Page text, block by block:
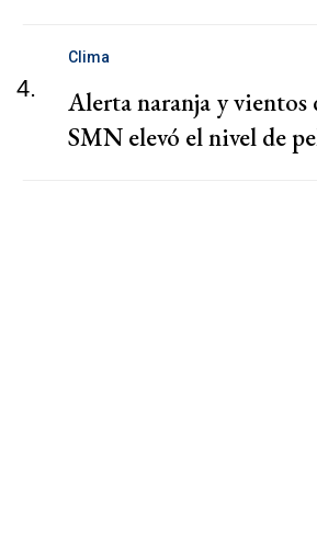
4.
Clima
Alerta naranja y vientos
SMN elevó el nivel de